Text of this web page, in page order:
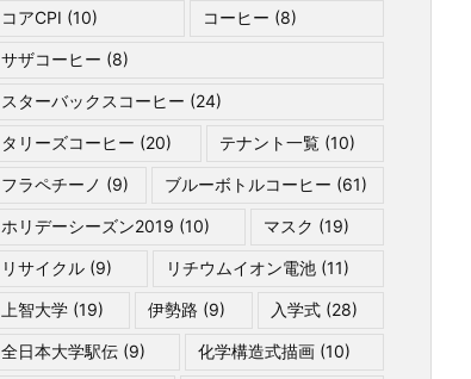
コアCPI (10) コーヒー (8)
サザコーヒー (8)
スターバックスコーヒー (24)
タリーズコーヒー (20) テナント一覧(10)
フラペチーノ (9) ブルーボトルコーヒー (61)
ホリデーシーズン2019 (10) マスク (19)
リサイクル (9) リチウムイオン電池(11)
上智大学 (19) 伊勢路 (9) 入学式(28)
全日本大学駅伝 (9) 化学構造式描画(10)